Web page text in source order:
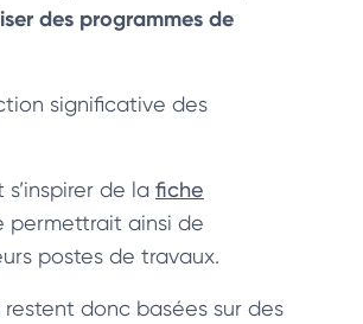
des programmes de
significative des
de la fiche
permettrait ainsi de
postes de travaux.
donc basées sur des